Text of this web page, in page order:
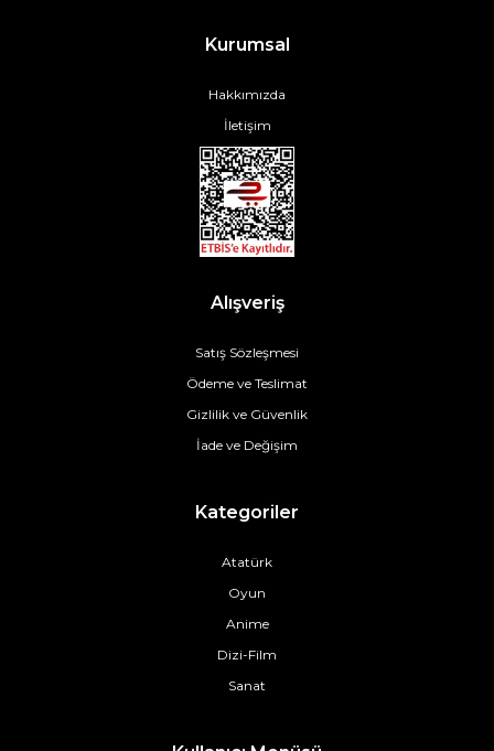
Kurumsal
Hakkımızda
İletişim
Alışveriş
Satış Sözleşmesi
Ödeme ve Teslimat
Gizlilik ve Güvenlik
İade ve Değişim
Kategoriler
Atatürk
Oyun
Anime
Dizi-Film
Sanat